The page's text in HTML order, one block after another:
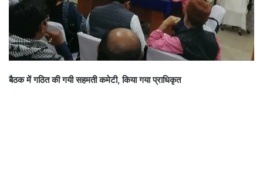
बैठक में गठित की गयी सहमती कमेटी, किया गया प्राधिकृत